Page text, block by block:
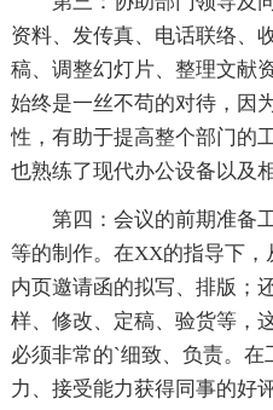
资料、发传真、电话联络、
稿、调整幻灯片、整理文献
始终是一丝不苟的对待，因
性，有助于提高整个部门的
也熟练了现代办公设备以及
第四：会议的前期准备
等的制作。在XX的指导下
内页邀请函的拟写、排版；
样、修改、定稿、验货等，
必须非常的`细致、负责。
力、接受能力获得同事的好